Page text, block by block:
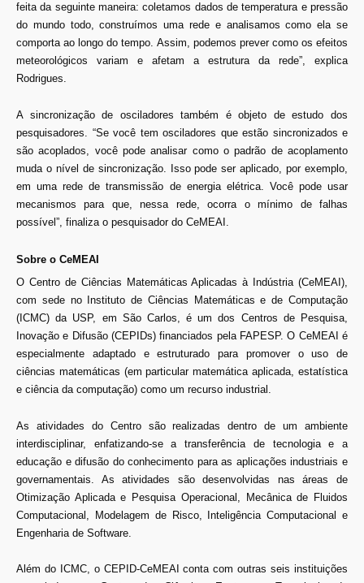
feita da seguinte maneira: coletamos dados de temperatura e pressão
do mundo todo, construímos uma rede e analisamos como ela se
comporta ao longo do tempo. Assim, podemos prever como os efeitos
meteorológicos variam e afetam a estrutura da rede”, explica
Rodrigues.
A sincronização de osciladores também é objeto de estudo dos
pesquisadores. “Se você tem osciladores que estão sincronizados e
são acoplados, você pode analisar como o padrão de acoplamento
muda o nível de sincronização. Isso pode ser aplicado, por exemplo,
em uma rede de transmissão de energia elétrica. Você pode usar
mecanismos para que, nessa rede, ocorra o mínimo de falhas
possível”, finaliza o pesquisador do CeMEAI.
Sobre o CeMEAI
O Centro de Ciências Matemáticas Aplicadas à Indústria (CeMEAI),
com sede no Instituto de Ciências Matemáticas e de Computação
(ICMC) da USP, em São Carlos, é um dos Centros de Pesquisa,
Inovação e Difusão (CEPIDs) financiados pela FAPESP. O CeMEAI é
especialmente adaptado e estruturado para promover o uso de
ciências matemáticas (em particular matemática aplicada, estatística
e ciência da computação) como um recurso industrial.
As atividades do Centro são realizadas dentro de um ambiente
interdisciplinar, enfatizando-se a transferência de tecnologia e a
educação e difusão do conhecimento para as aplicações industriais e
governamentais. As atividades são desenvolvidas nas áreas de
Otimização Aplicada e Pesquisa Operacional, Mecânica de Fluidos
Computacional, Modelagem de Risco, Inteligência Computacional e
Engenharia de Software.
Além do ICMC, o CEPID-CeMEAI conta com outras seis instituições